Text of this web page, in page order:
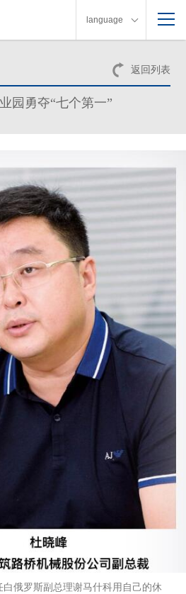
language
返回列表
园勇夺“七个第一”
白俄罗斯副总理谢马什科用自己的休